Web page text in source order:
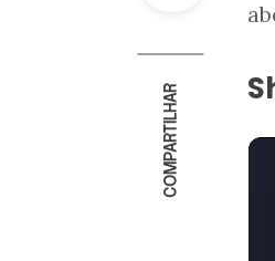
COMPARTILHAR